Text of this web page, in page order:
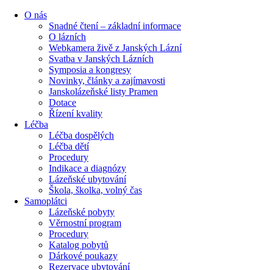
O nás
Snadné čtení – základní informace
O lázních
Webkamera živě z Janských Lázní
Svatba v Janských Lázních
Symposia a kongresy
Novinky, články a zajímavosti
Janskolázeňské listy Pramen
Dotace
Řízení kvality
Léčba
Léčba dospělých
Léčba dětí
Procedury
Indikace a diagnózy
Lázeňské ubytování
Škola, školka, volný čas
Samoplátci
Lázeňské pobyty
Věrnostní program
Procedury
Katalog pobytů
Dárkové poukazy​
Rezervace ubytování